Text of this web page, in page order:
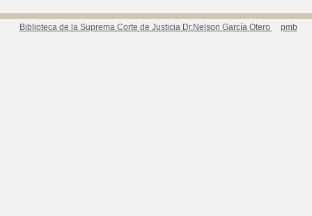
Biblioteca de la Suprema Corte de Justicia Dr.Nelson García Otero pmb